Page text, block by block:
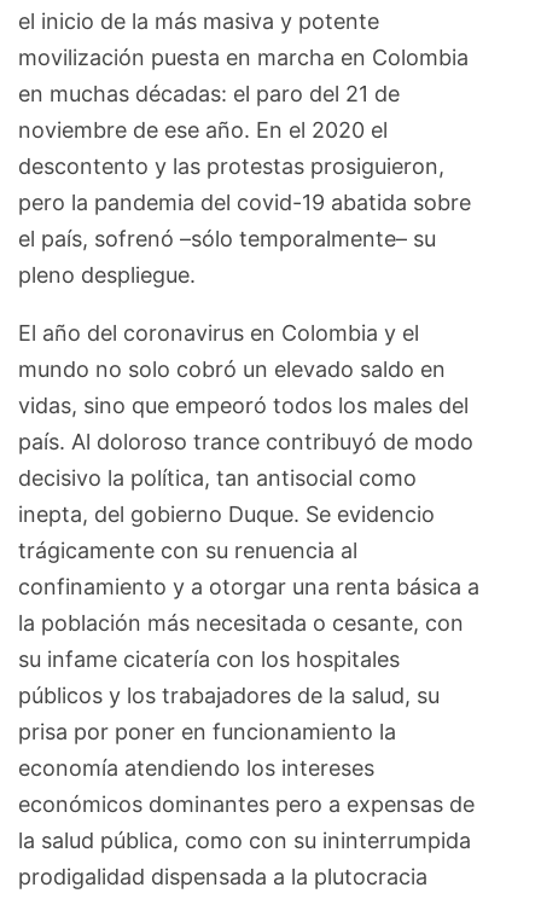
el inicio de la más masiva y potente
movilización puesta en marcha en Colombia
en muchas décadas: el paro del 21 de
noviembre de ese año. En el 2020 el
descontento y las protestas prosiguieron,
pero la pandemia del covid-19 abatida sobre
el país, sofrenó –sólo temporalmente– su
pleno despliegue.
El año del coronavirus en Colombia y el
mundo no solo cobró un elevado saldo en
vidas, sino que empeoró todos los males del
país. Al doloroso trance contribuyó de modo
decisivo la política, tan antisocial como
inepta, del gobierno Duque. Se evidencio
trágicamente con su renuencia al
confinamiento y a otorgar una renta básica a
la población más necesitada o cesante, con
su infame cicatería con los hospitales
públicos y los trabajadores de la salud, su
prisa por poner en funcionamiento la
economía atendiendo los intereses
económicos dominantes pero a expensas de
la salud pública, como con su ininterrumpida
prodigalidad dispensada a la plutocracia